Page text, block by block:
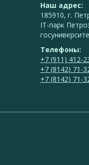
Наш адрес:
185910, г.
IT-парк
Телефоны:
+7 (911) 412-
+7 (8142) 71-
+7 (8142) 71-